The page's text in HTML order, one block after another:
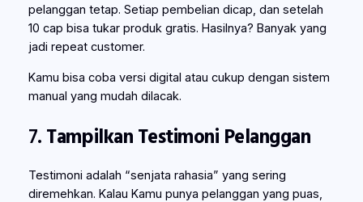
pelanggan tetap. Setiap pembelian dicap, dan setelah
10 cap bisa tukar produk gratis. Hasilnya? Banyak yang
jadi repeat customer.
Kamu bisa coba versi digital atau cukup dengan sistem
manual yang mudah dilacak.
7. Tampilkan Testimoni Pelanggan
Testimoni adalah “senjata rahasia” yang sering
diremehkan. Kalau Kamu punya pelanggan yang puas,